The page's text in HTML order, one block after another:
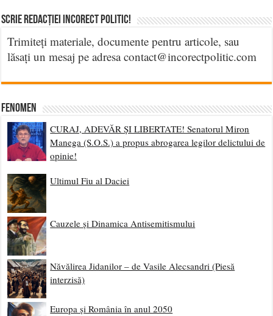
Scrie Redacției Incorect Politic!
Trimiteți materiale, documente pentru articole, sau
lăsați un mesaj pe adresa contact@incorectpolitic.com
Fenomen
CURAJ, ADEVĂR ȘI LIBERTATE! Senatorul Miron
Manega (S.O.S.) a propus abrogarea legilor delictului de
opinie!
Ultimul Fiu al Daciei
Cauzele și Dinamica Antisemitismului
Năvălirea Jidanilor – de Vasile Alecsandri (Piesă
interzisă)
Europa și România în anul 2050